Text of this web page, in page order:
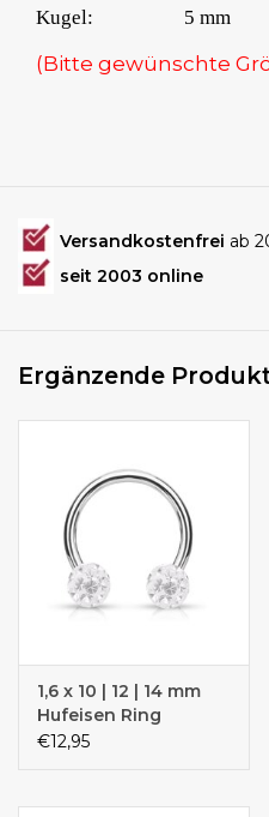
Kugel:
5 mm
(Bitte gewünschte
Versandkostenfrei ab
seit 2003 online
Ergänzende
1,6 x 10 | 12 | 14 mm
Hufeisen Ring
€12,95